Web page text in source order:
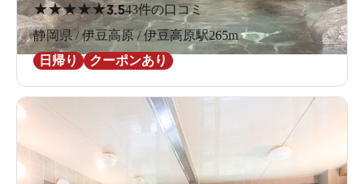
★★★★★3.543件の口コミ
静岡県 / 伊豆高原 / 伊豆高原駅265m
日帰り
クーポンあり